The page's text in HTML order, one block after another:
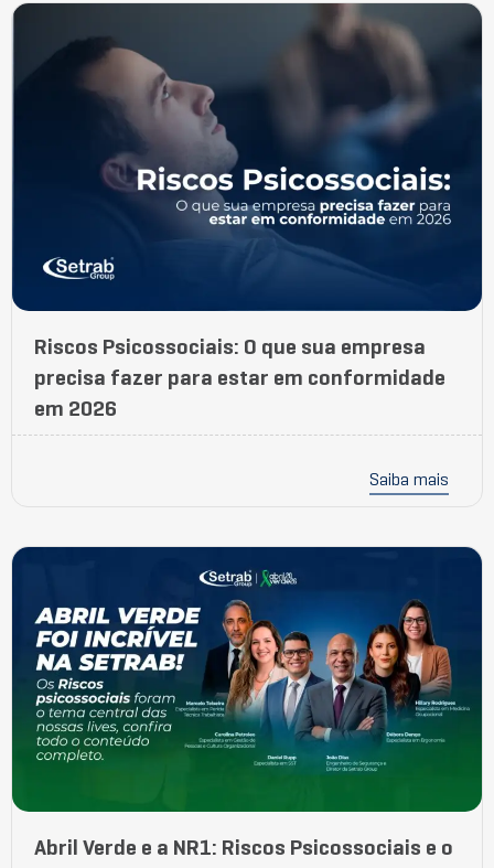
Riscos Psicossociais: O que sua empresa
precisa fazer para estar em conformidade
em 2026
Saiba mais
Abril Verde e a NR1: Riscos Psicossociais e o